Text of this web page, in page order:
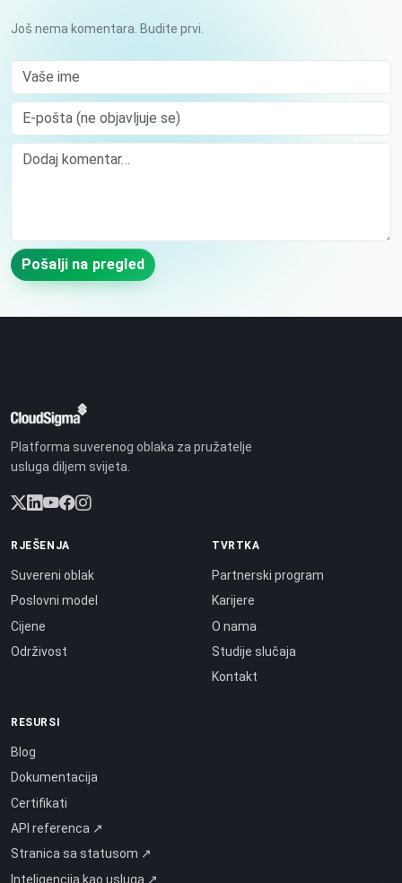
Još nema komentara. Budite prvi.
Vaše ime
E-pošta (ne objavljuje se)
Comment
Pošalji na pregled
Platforma suverenog oblaka za pružatelje
usluga diljem svijeta.
RJEŠENJA
Suvereni oblak
Poslovni model
Cijene
Održivost
TVRTKA
Partnerski program
Karijere
O nama
Studije slučaja
Kontakt
RESURSI
Blog
Dokumentacija
Certifikati
API referenca ↗
Stranica sa statusom ↗
Inteligencija kao usluga ↗